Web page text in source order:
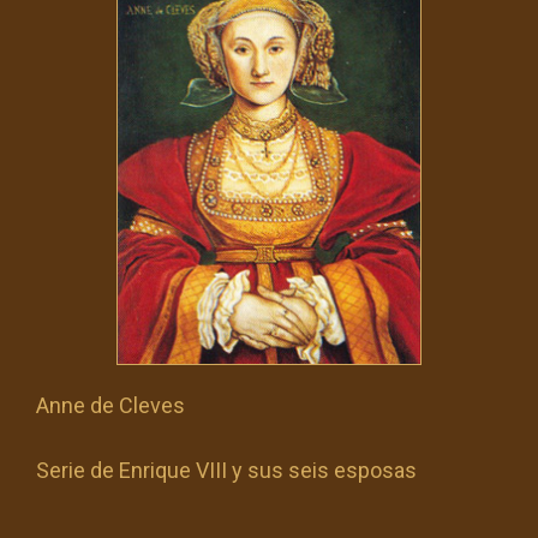
Anne de Cleves
Serie de Enrique VIII y sus seis esposas